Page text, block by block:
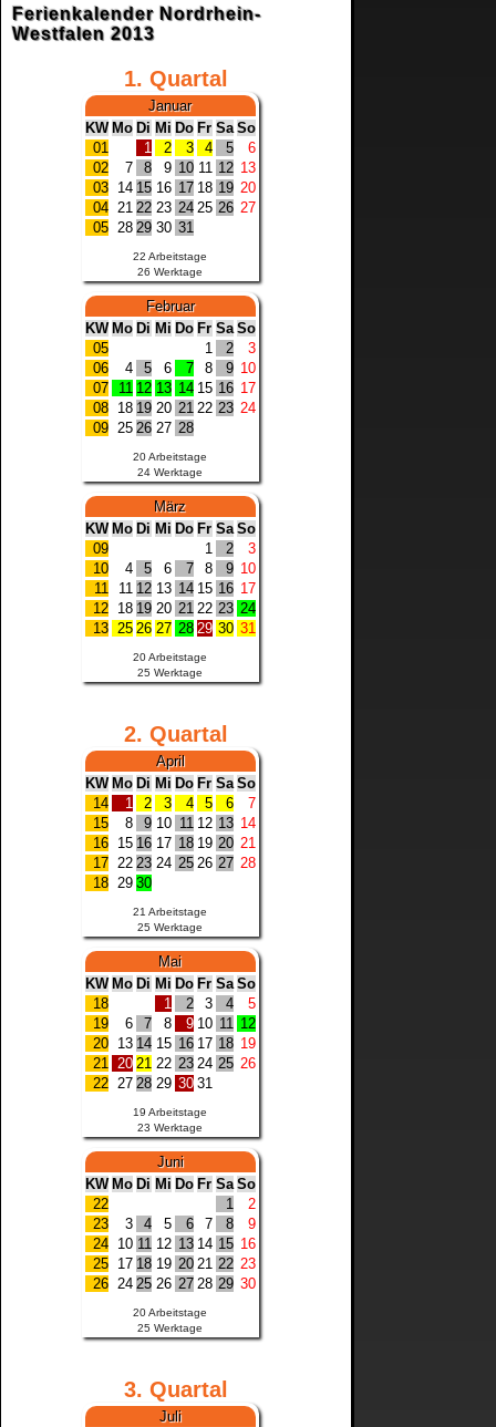
2015
2016
2017
Baden-Württemberg
Bayern
Berlin
Brandenburg
Bremen
Hamburg
Hessen
Mecklenburg-Vorpommern
Niedersachsen
Rheinland-Pfalz
Sachsen
Sachsen-Anhalt
Thüringen
Ferienkalender Nordrhein-
Westfalen 2013
1. Quartal
Januar
KW Mo Di Mi Do Fr Sa So
01
1 2 3 4 5
6
02
7 8 9 10 11 12 13
03
14 15 16 17 18 19 20
04 21 22 23 24 25 26 27
05 28 29 30 31
22 Arbeitstage
26 Werktage
Februar
KW Mo Di Mi Do Fr Sa So
05
1 2
3
06
4 5 6 7 8 9 10
07
11 12 13 14 15 16 17
08
18 19 20 21 22 23 24
09 25 26 27 28
20 Arbeitstage
24 Werktage
März
KW Mo Di Mi Do Fr Sa So
09
1 2
3
10
4 5 6 7 8 9 10
11
11 12 13 14 15 16 17
12
18 19 20 21 22 23 24
13 25 26 27 28 29 30 31
20 Arbeitstage
25 Werktage
2. Quartal
April
KW Mo Di Mi Do Fr Sa So
14
1 2 3 4 5 6
7
15
8 9 10 11 12 13 14
16
15 16 17 18 19 20 21
17 22 23 24 25 26 27 28
18 29 30
21 Arbeitstage
25 Werktage
Mai
KW Mo Di Mi Do Fr Sa So
18
1 2 3 4
5
19
6 7 8 9 10 11 12
20
13 14 15 16 17 18 19
21 20 21 22 23 24 25 26
22 27 28 29 30 31
19 Arbeitstage
23 Werktage
Juni
KW Mo Di Mi Do Fr Sa So
22
1
2
23
3 4 5 6 7 8
9
24
10 11 12 13 14 15 16
25
17 18 19 20 21 22 23
26 24 25 26 27 28 29 30
20 Arbeitstage
25 Werktage
3. Quartal
Juli